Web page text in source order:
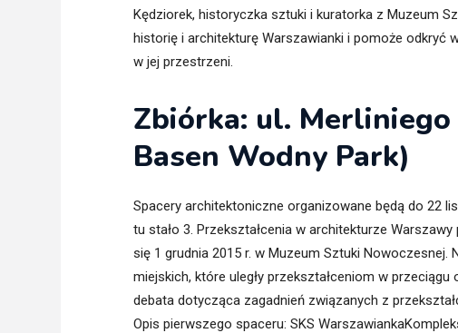
Kędziorek, historyczka sztuki i kuratorka z Muzeum
historię i architekturę Warszawianki i pomoże odkryć
w jej przestrzeni.
Zbiórka: ul.
Basen Wodny Park)
Spacery architektoniczne organizowane będą do 22
tu stało 3. Przekształcenia w architekturze
się 1 grudnia 2015 r. w Muzeum Sztuki
miejskich, które uległy przekształceniom w
debata dotycząca zagadnień związanych z
Opis pierwszego spaceru: SKS